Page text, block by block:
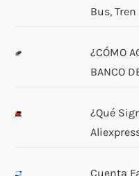
Bus,
¿CÓMO
BANCO
¿Qué
Cuenta